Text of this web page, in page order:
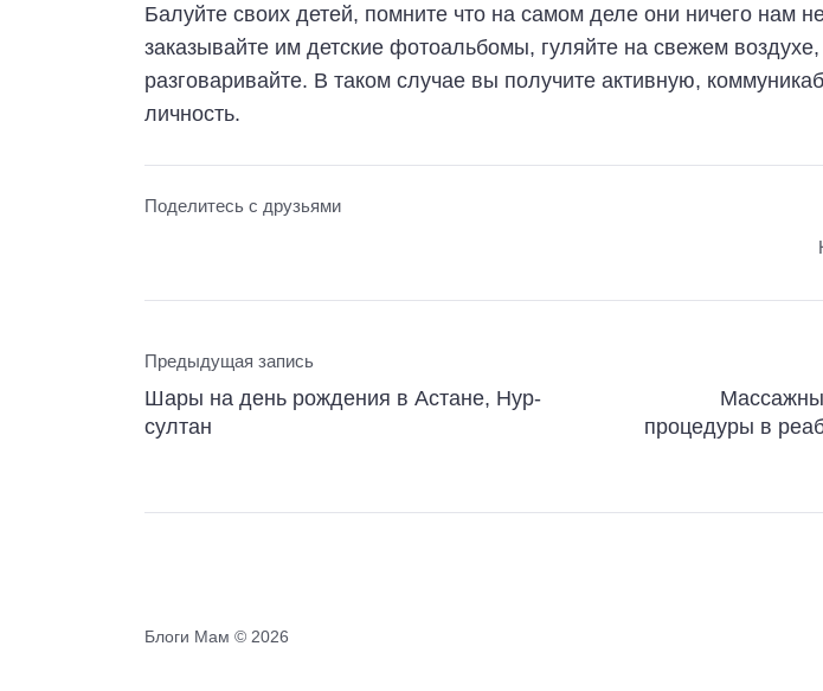
Балуйте своих детей, помните что на самом деле они ничего нам
заказывайте им детские фотоальбомы, гуляйте на свежем воздухе,
разговаривайте. В таком случае вы получите активную,
личность.
Поделитесь с друзьями
Предыдущая запись
Шары на день рождения в Астане, Нур-
султан
процедуры в
Блоги Мам © 2026